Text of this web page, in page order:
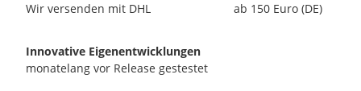
Wir versenden mit DHL
ab 150 Euro (DE)
Innovative Eigenentwicklungen
monatelang vor Release gestestet